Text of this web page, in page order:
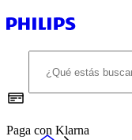
Paga con Klarna